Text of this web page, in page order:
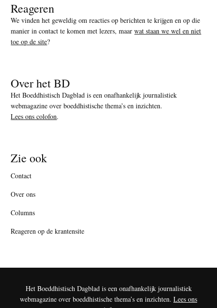
Reageren
We vinden het geweldig om reacties op berichten te krijgen en op die
manier in contact te komen met lezers, maarwat staan we wel en niet
toe op de site?
Over het BD
Het Boeddhistisch Dagblad is een onafhankelijk journalistiek
webmagazine over boeddhistische thema’s en inzichten.
Lees ons colofon.
Zie ook
Contact
Over ons
Columns
Reageren op de krantensite
Het Boeddhistisch Dagblad is een onafhankelijk journalistiek
webmagazine over boeddhistische thema’s en inzichten. Lees ons